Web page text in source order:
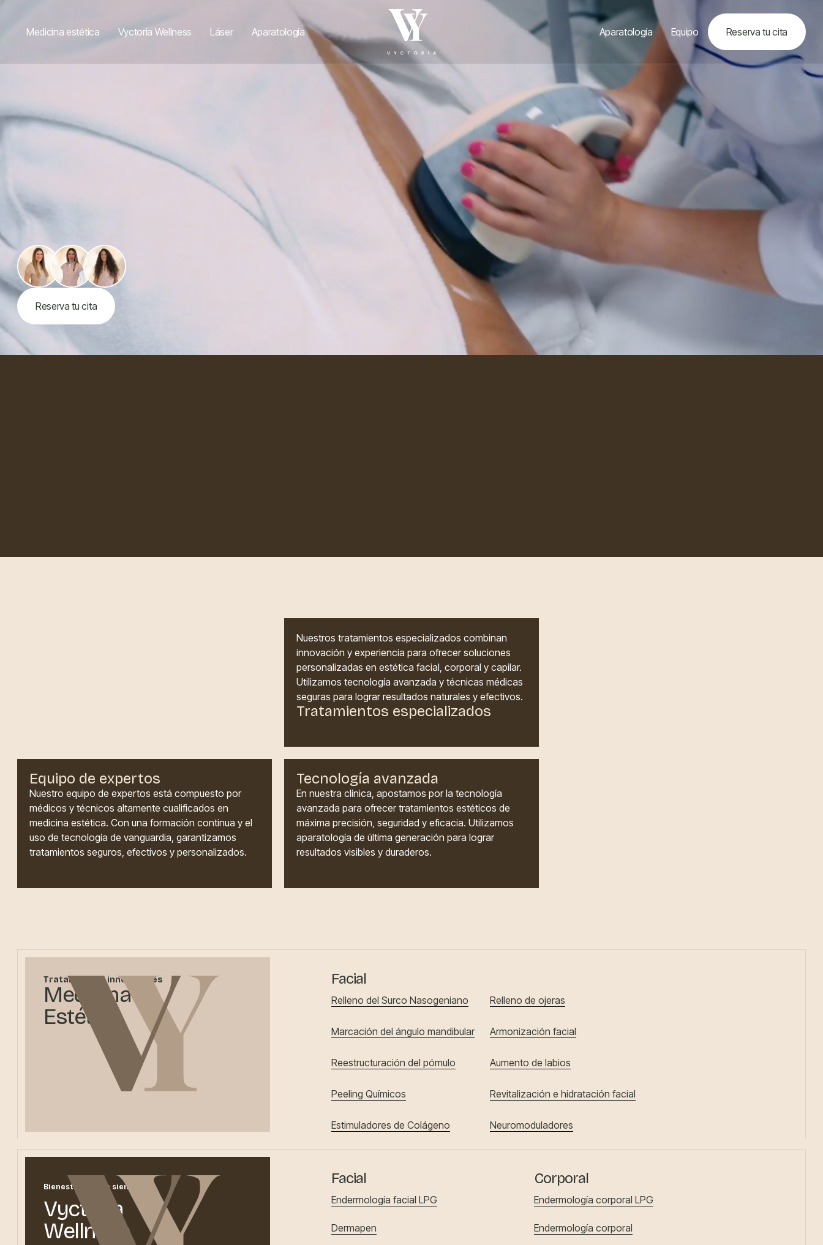
Medicina estética Vyctoria Wellness Láser Aparatología Aparatología Equipo Reserva tu cita
Reserva tu cita
Nuestros tratamientos especializados combinan
innovación y experiencia para ofrecer soluciones
personalizadas en estética facial, corporal y capilar.
Utilizamos tecnología avanzada y técnicas médicas
seguras para lograr resultados naturales y efectivos.
Tratamientos especializados
Equipo de expertos
Nuestro equipo de expertos está compuesto por
médicos y técnicos altamente cualificados en
medicina estética. Con una formación continua y el
uso de tecnología de vanguardia, garantizamos
tratamientos seguros, efectivos y personalizados.
Tecnología avanzada
En nuestra clínica, apostamos por la tecnología
avanzada para ofrecer tratamientos estéticos de
máxima precisión, seguridad y eficacia. Utilizamos
aparatología de última generación para lograr
resultados visibles y duraderos.
Tratamientos innovadores
Medicina
Estética
Facial
Relleno del Surco Nasogeniano Relleno de ojeras
Marcación del ángulo mandibular Armonización facial
Reestructuración del pómulo Aumento de labios
Peeling Químicos Revitalización e hidratación facial
Estimuladores de Colágeno Neuromoduladores
Bienestar que se siente
Vyctoria
Wellness
Facial
Endermología facial LPG
Dermapen
Corporal
Endermología corporal LPG
Endermología corporal